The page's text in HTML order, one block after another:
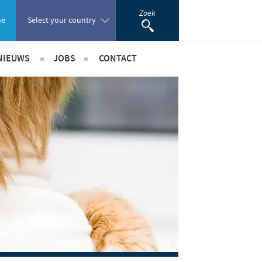
Select your country
Portugal
Romania
Russia
Zoek
Internationaal nieuws
Benelux Nieuws
JOBS
International position
CONTACT